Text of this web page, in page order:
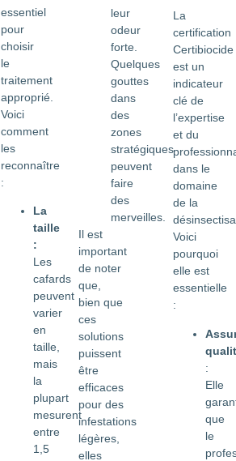
essentiel
pour
choisir
le
traitement
approprié.
Voici
comment
les
reconnaître
:
La
taille
:
Les
cafards
peuvent
varier
en
taille,
mais
la
plupart
mesurent
entre
1,5
leur
odeur
forte.
Quelques
gouttes
dans
des
zones
stratégiques
peuvent
faire
des
merveilles.
Il est
important
de noter
que,
bien que
ces
solutions
puissent
être
efficaces
pour des
infestations
légères,
elles
La
certification
Certibiocide
est un
indicateur
clé de
l’expertise
et du
dans le
domaine
de la
Voici
pourquoi
elle est
essentielle
:
:
Elle
que
le